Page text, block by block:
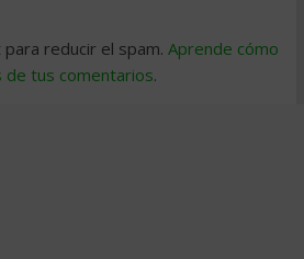
reducir el spam. Aprende cómo
de tus comentarios.